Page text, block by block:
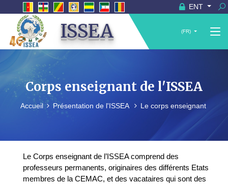
ENT
ISSEA (FR)
Corps enseignant de l'ISSEA
Accueil Présentation de l'ISSEA Le corps enseignant
Le Corps enseignant de l’ISSEA comprend des
professeurs permanents, originaires des différents Etats
membres de la CEMAC, et des vacataires qui sont des